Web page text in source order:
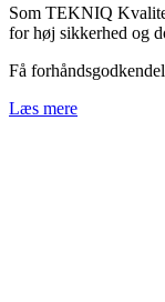
Som TEKNIQ
for høj sikkerhed og
Få
Læs mere